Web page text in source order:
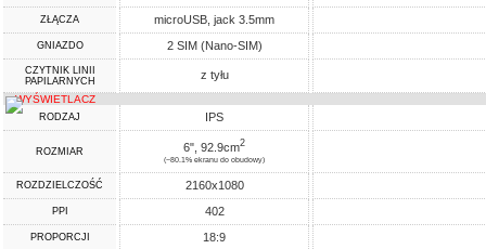
ZŁĄCZA microUSB, jack 3.5mm
GNIAZDO 2 SIM (Nano-SIM)
CZYTNIK LINII
PAPILARNYCH
z tyłu
WYŚWIETLACZ
RODZAJ IPS
ROZMIAR 6", 92.9cm2
(~80.1% ekranu do obudowy)
ROZDZIELCZOŚĆ 2160x1080
PPI 402
PROPORCJI 18:9